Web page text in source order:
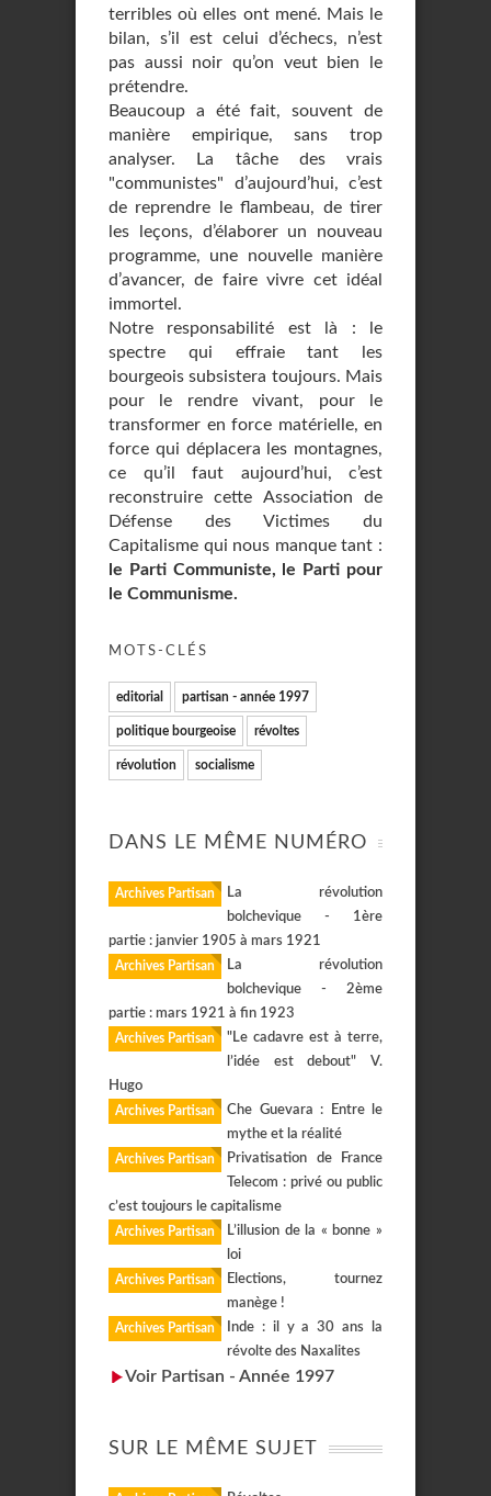
terribles où elles ont mené. Mais le
bilan, s’il est celui d’échecs, n’est
pas aussi noir qu’on veut bien le
prétendre.
Beaucoup a été fait, souvent de
manière empirique, sans trop
analyser. La tâche des vrais
"communistes" d’aujourd’hui, c’est
de reprendre le flambeau, de tirer
les leçons, d’élaborer un nouveau
programme, une nouvelle manière
d’avancer, de faire vivre cet idéal
immortel.
Notre responsabilité est là : le
spectre qui effraie tant les
bourgeois subsistera toujours. Mais
pour le rendre vivant, pour le
transformer en force matérielle, en
force qui déplacera les montagnes,
ce qu’il faut aujourd’hui, c’est
reconstruire cette Association de
Défense des Victimes du
Capitalisme qui nous manque tant :
le Parti Communiste, le Parti pour
le Communisme.
MOTS-CLÉS
editorial partisan - année 1997
politique bourgeoise révoltes
révolution socialisme
DANS LE MÊME NUMÉRO
Archives Partisan
La révolution
bolchevique - 1ère
partie : janvier 1905 à mars 1921
Archives Partisan
La révolution
bolchevique - 2ème
partie : mars 1921 à fin 1923
Archives Partisan
"Le cadavre est à terre,
l’idée est debout" V.
Hugo
Archives Partisan
Che Guevara : Entre le
mythe et la réalité
Archives Partisan
Privatisation de France
Telecom : privé ou public
c’est toujours le capitalisme
Archives Partisan
L’illusion de la « bonne »
loi
Archives Partisan
Elections, tournez
manège !
Archives Partisan
Inde : il y a 30 ans la
révolte des Naxalites
Voir Partisan - Année 1997
SUR LE MÊME SUJET